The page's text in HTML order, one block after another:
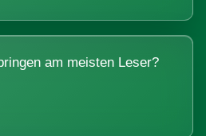
am meisten Leser?